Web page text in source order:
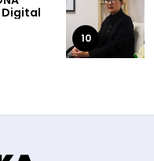
Digital
10